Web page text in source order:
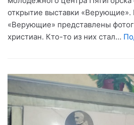
открытие выставки «Верующие».
«Верующие» представлены
христиан. Кто-то из них стал…